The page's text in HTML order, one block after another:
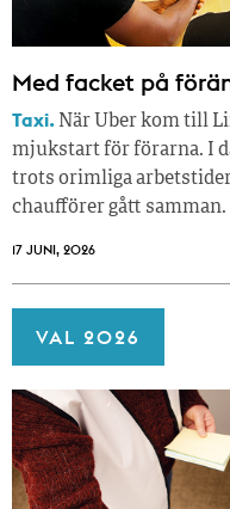
Med facket på
Taxi. När Uber kom till
mjukstart för förarna. I
trots orimliga
chaufförer gått samman.
17 JUNI, 2026
VAL 2026